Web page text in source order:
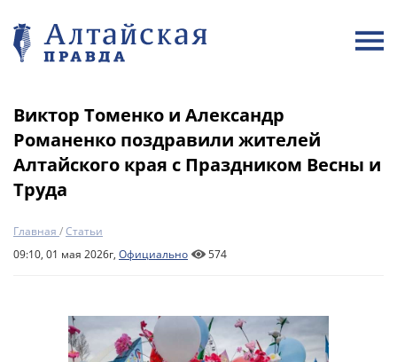
Виктор Томенко и Александр
Романенко поздравили жителей
Алтайского края с Праздником Весны и
Труда
Главная /Статьи
09:10, 01 мая 2026г, Официально 574